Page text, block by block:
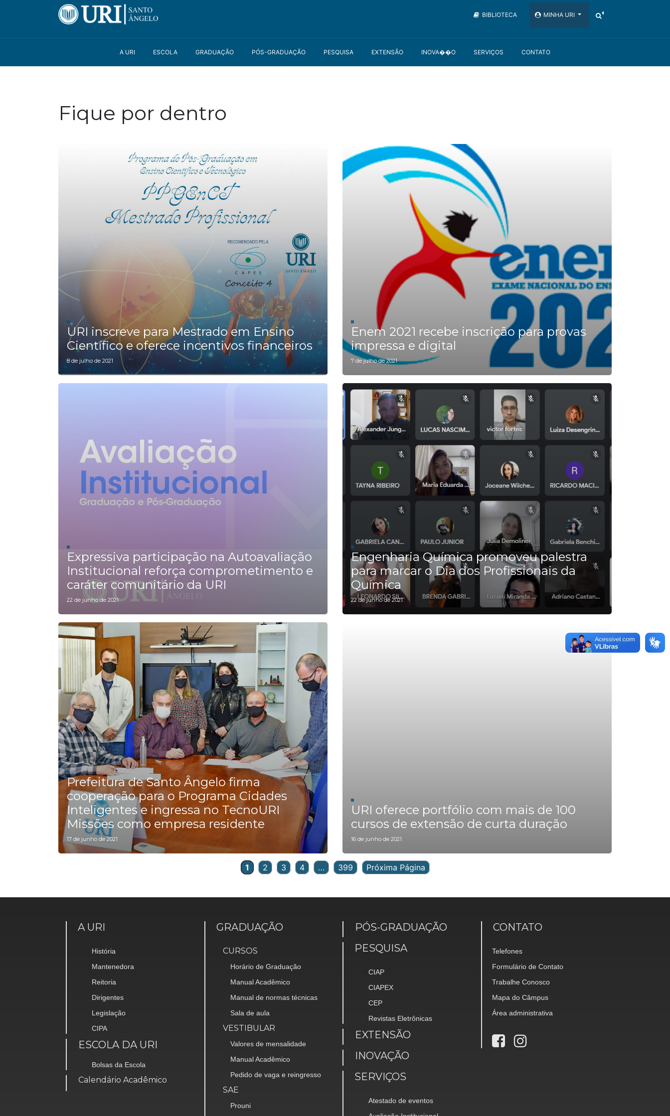
MINHA URI
BIBLIOTECA
A URI ESCOLA GRADUAÇÃO PÓS-GRADUAÇÃO PESQUISA EXTENSÃO INOVA��O SERVIÇOS CONTATO
Fique por dentro
URI inscreve para Mestrado em Ensino
Científico e oferece incentivos financeiros
8 de julho de 2021
Enem 2021 recebe inscrição para provas
impressa e digital
7 de julho de 2021
Expressiva participação na Autoavaliação
Institucional reforça comprometimento e
caráter comunitário da URI
22 de junho de 2021
Engenharia Química promoveu palestra
para marcar o Dia dos Profissionais da
Química
22 de junho de 2021
Prefeitura de Santo Ângelo firma
cooperação para o Programa Cidades
Inteligentes e ingressa no TecnoURI
Missões como empresa residente
17 de junho de 2021
URI oferece portfólio com mais de 100
cursos de extensão de curta duração
16 de junho de 2021
1 2 3 4 … 399 Próxima Página
A URI
História
Mantenedora
Reitoria
Dirigentes
Legislação
CIPA
ESCOLA DA URI
Bolsas da Escola
Calendário Acadêmico
GRADUAÇÃO
CURSOS
Horário de Graduação
Manual Acadêmico
Manual de normas técnicas
Sala de aula
VESTIBULAR
Valores de mensalidade
Manual Acadêmico
Pedido de vaga e reingresso
SAE
Prouni
PÓS-GRADUAÇÃO
PESQUISA
CIAP
CIAPEX
CEP
Revistas Eletrônicas
EXTENSÃO
INOVAÇÃO
SERVIÇOS
Atestado de eventos
CONTATO
Telefones
Formulário de Contato
Trabalhe Conosco
Mapa do Câmpus
Área administrativa